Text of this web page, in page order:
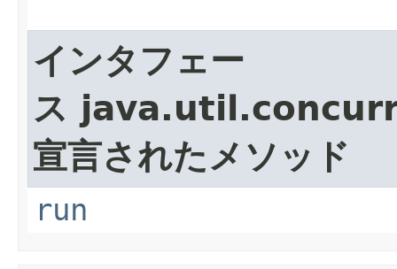
インタフェー
ス
宣言されたメソッド
run